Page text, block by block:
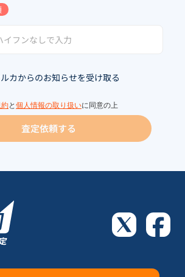
カからのお知らせを受け取る
と 個人情報の取り扱いに同意の上
査定依頼する